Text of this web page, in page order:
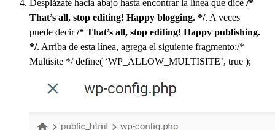
Desplázate hacia abajo hasta encontrar la línea que dice /*
That’s all, stop editing! Happy blogging. */. A veces
puede decir/* That’s all, stop editing! Happy publishing.
*/. Arriba de esta línea, agrega el siguiente fragmento:/*
Multisite */ define( ‘WP_ALLOW_MULTISITE’, true );